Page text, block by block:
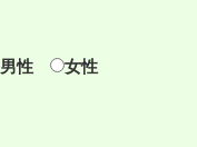
男性 女性